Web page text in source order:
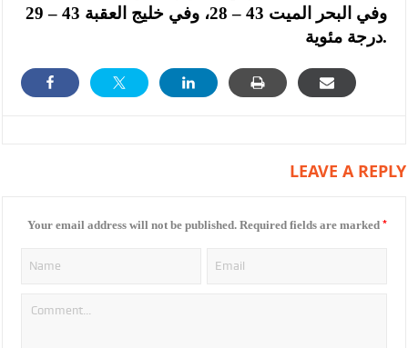
وفي البحر الميت 43 – 28، وفي خليج العقبة 43 – 29
درجة مئوية.
LEAVE A REPLY
Your email address will not be published. Required fields are marked *